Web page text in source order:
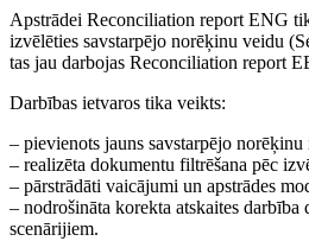
Apstrādei Reconciliation report ENG
izvēlēties savstarpējo norēķinu veidu
tas jau darbojas Reconciliation report
Darbības ietvaros tika veikts:
– pievienots jauns savstarpējo norēķinu
– realizēta dokumentu filtrēšana pēc
– pārstrādāti vaicājumi un apstrādes
– nodrošināta korekta atskaites darbība
scenārijiem.